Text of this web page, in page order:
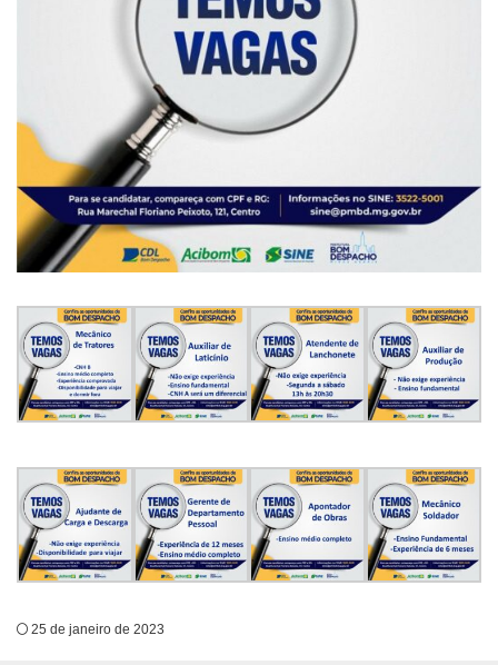
25 de janeiro de 2023